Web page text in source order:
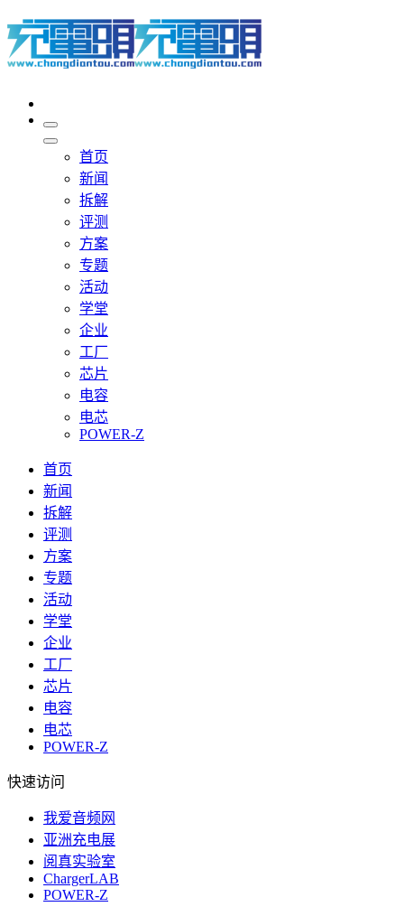
首页
新闻
拆解
评测
方案
专题
活动
学堂
企业
工厂
芯片
电容
电芯
POWER-Z
首页
新闻
拆解
评测
方案
专题
活动
学堂
企业
工厂
芯片
电容
电芯
POWER-Z
快速访问
我爱音频网
亚洲充电展
阅真实验室
ChargerLAB
POWER-Z